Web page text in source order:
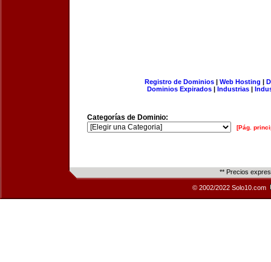
Registro de Dominios| Web Hosting |
Dominios Expirados | Industrias |
Categorías de Dominio:
[Pág.
** Precios
© 2002/2022 Solo10.com